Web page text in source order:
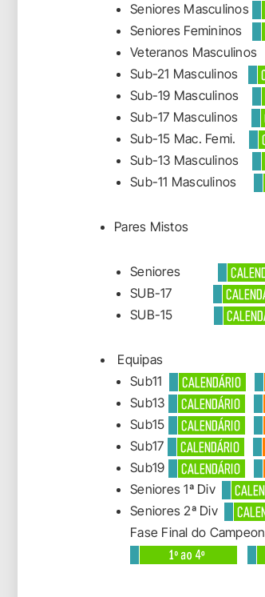
Seniores Masculinos
Seniores Femininos
Veteranos Masculinos
Sub-21 Masculinos
Sub-19 Masculinos
Sub-17 Masculinos
Sub-15 Mac. Femi.
Sub-13 Masculinos
Sub-11 Masculinos
Pares Mistos
Seniores
SUB-17
SUB-15
Equipas
Sub11
Sub13
Sub15
Sub17
Sub19
Seniores 1ª Div
Seniores 2ª Div
Fase Final do